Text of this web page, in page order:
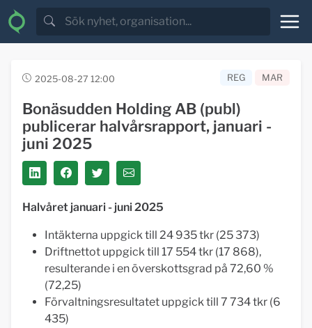
2025-08-27 12:00 REG MAR
Bonäsudden Holding AB (publ)
publicerar halvårsrapport, januari -
juni 2025
Halvåret januari - juni 2025
Intäkterna uppgick till 24 935 tkr (25 373)
Driftnettot uppgick till 17 554 tkr (17 868),
resulterande i en överskottsgrad på 72,60 %
(72,25)
Förvaltningsresultatet uppgick till 7 734 tkr (6
435)